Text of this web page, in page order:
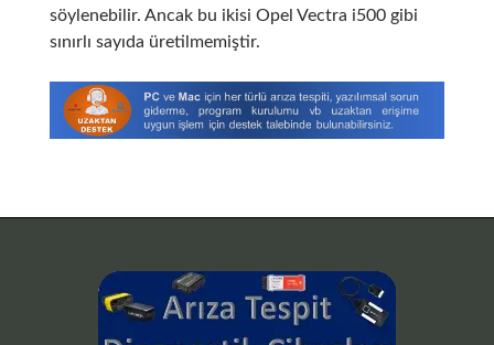
söylenebilir. Ancak bu ikisi Opel Vectra i500 gibi
sınırlı sayıda üretilmemiştir.